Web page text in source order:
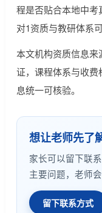
程是否贴合本地中考
对1资质与教研体系
本文机构资质信息来
证，课程体系与收
息统一可核验。
想让老师先了
家长可以留下联
主要问题，老师
留下联系方式